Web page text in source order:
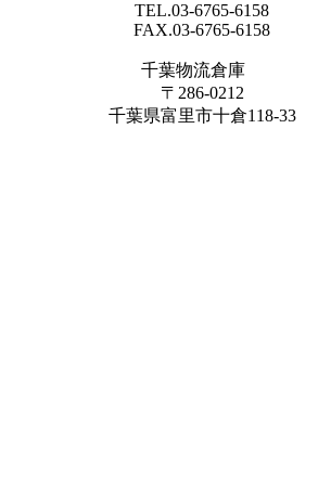
TEL.03-6765-6158
FAX.03-6765-6158
千葉物流倉庫
〒286-0212
千葉県富里市十倉118-33